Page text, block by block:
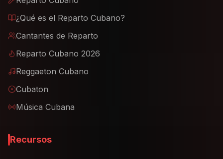
¿Qué es el Reparto Cubano?
Cantantes de Reparto
Reparto Cubano 2026
Reggaeton Cubano
Cubaton
Música Cubana
Recursos